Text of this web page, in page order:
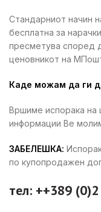
Стандарниот начин
бесплатна за
пресметува според
ценовникот на
Каде можам да ги
Вршиме испорака на
информации Ве
ЗАБЕЛЕШКА:
по купопродажен
тел: ++389